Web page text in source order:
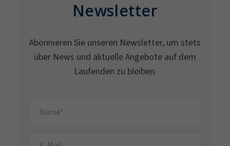
Newsletter
Abonnieren Sie unseren Newsletter, um stets
über News und aktuelle Angebote auf dem
Laufenden zu bleiben.